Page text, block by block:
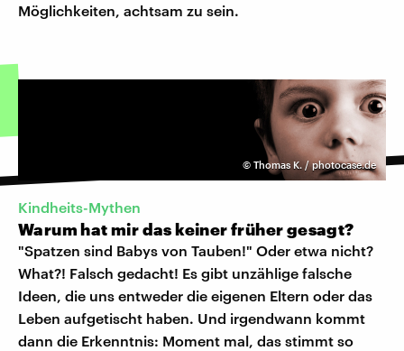
Möglichkeiten, achtsam zu sein.
© Thomas K. / photocase.de
Kindheits-Mythen
Warum hat mir das keiner früher gesagt?
"Spatzen sind Babys von Tauben!" Oder etwa nicht?
What?! Falsch gedacht! Es gibt unzählige falsche
Ideen, die uns entweder die eigenen Eltern oder das
Leben aufgetischt haben. Und irgendwann kommt
dann die Erkenntnis: Moment mal, das stimmt so